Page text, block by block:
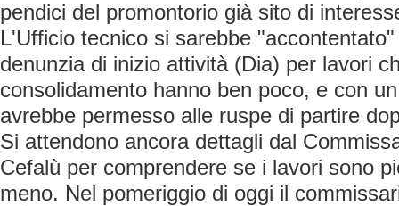
pendici del promontorio già sito di
L'Ufficio tecnico si sarebbe
denunzia di inizio attività (Dia) per lavori
consolidamento hanno ben poco, e con
avrebbe permesso alle ruspe di partire
Si attendono ancora dettagli dal
Cefalù per comprendere se i lavori sono
meno. Nel pomeriggio di oggi il